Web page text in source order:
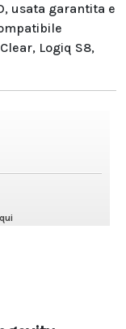
usata garantita e
Logiq S8,